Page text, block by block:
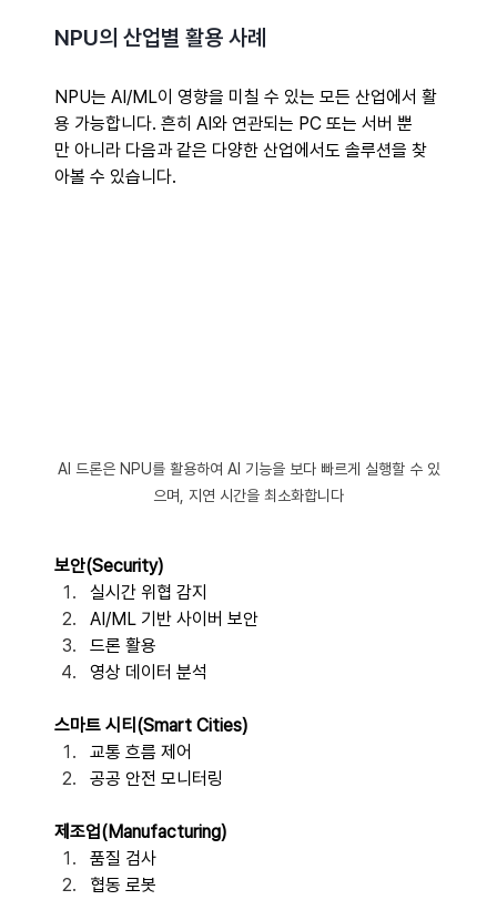
NPU의 산업별 활용 사례
NPU는 AI/ML이 영향을 미칠 수 있는 모든 산업에서 활
용 가능합니다. 흔히 AI와 연관되는 PC 또는 서버 뿐
만 아니라 다음과 같은 다양한 산업에서도 솔루션을 찾
아볼 수 있습니다.
AI 드론은 NPU를 활용하여 AI 기능을 보다 빠르게 실행할 수 있
으며, 지연 시간을 최소화합니다
보안(Security)
실시간 위협 감지
AI/ML 기반 사이버 보안
드론 활용
영상 데이터 분석
스마트 시티(Smart Cities)
교통 흐름 제어
공공 안전 모니터링
제조업(Manufacturing)
품질 검사
협동 로봇